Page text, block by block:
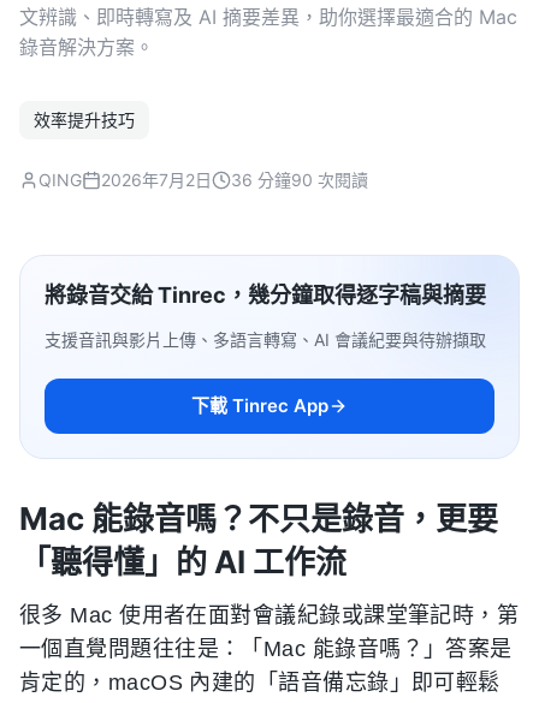
文辨識、即時轉寫及 AI 摘要差異，助你選擇最適合的 Mac
錄音解決方案。
效率提升技巧
QING 2026年7月2日 36 分鐘90 次閱讀
將錄音交給 Tinrec，幾分鐘取得逐字稿與摘要
支援音訊與影片上傳、多語言轉寫、AI 會議紀要與待辦擷取
下載 Tinrec App
Mac 能錄音嗎？不只是錄音，更要
「聽得懂」的 AI 工作流
很多 Mac 使用者在面對會議紀錄或課堂筆記時，第
一個直覺問題往往是：「Mac 能錄音嗎？」答案是
肯定的，macOS 內建的「語音備忘錄」即可輕鬆